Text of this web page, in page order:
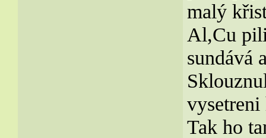
malý
Al,Cu
sundává
vysetreni
Tak ho